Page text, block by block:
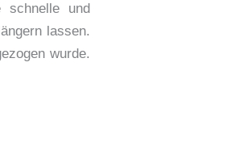
schnelle und
lassen.
wurde.